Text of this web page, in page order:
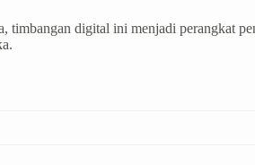
timbangan digital ini menjadi perangkat